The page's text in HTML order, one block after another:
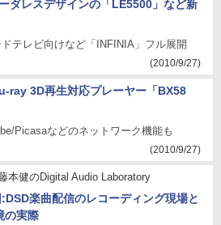
ダレスデザインの「LE5500」など新
ドテレビ向けなど「INFINIA」フル展開
(2010/9/27)
ray 3D再生対応プレーヤー「BX58
Picasaなどのネットワーク機能も
(2010/9/27)
本健のDigital Audio Laboratory
楽曲配信のレコーディング現場と
の実際